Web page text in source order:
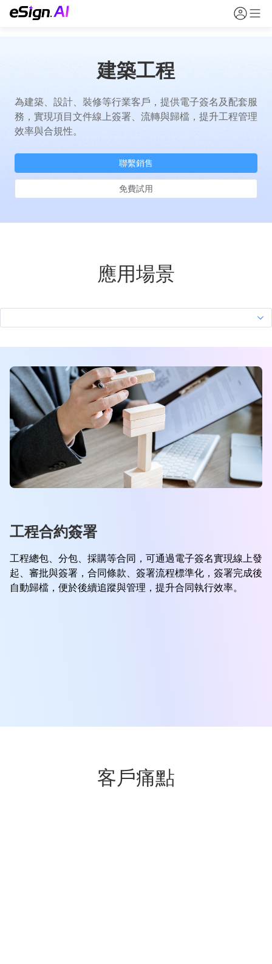
建築工程
為建築、設計、裝修等行業客戶，提供電子簽名及配套服
務，實現項目文件線上簽署、流轉與歸檔，提升工程管理
效率與合規性。
聯繫銷售
免費試用
應用場景
工程合約簽署
工程總包、分包、採購等合同，可通過電子簽名實現線上發
起、審批與簽署，合同條款、簽署流程標準化，簽署完成後
自動歸檔，便於後續追蹤與管理，提升合同執行效率。
客戶痛點